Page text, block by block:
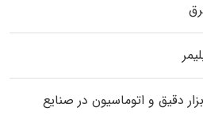
دقیق و اتوماسیون در صنایع